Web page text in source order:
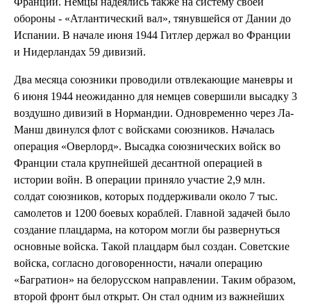
обороны - «Атлантический вал», тянувшейся от Дании до
Испании. В начале июня 1944 Гитлер держал во Франции
и Нидерландах 59 дивизий.
Два месяца союзники проводили отвлекающие маневры и
6 июня 1944 неожиданно для немцев совершили высадку 3
воздушно дивизий в Нормандии. Одновременно через Ла-
Манш двинулся флот с войсками союзников. Началась
операция «Оверлорд». Высадка союзнических войск во
Франции стала крупнейшей десантной операцией в
истории войн. В операции приняло участие 2,9 млн.
солдат союзников, которых поддерживали около 7 тыс.
самолетов и 1200 боевых кораблей. Главной задачей было
создание плацдарма, на котором могли бы развернуться
основные войска. Такой плацдарм был создан. Советские
войска, согласно договоренности, начали операцию
«Багратион» на белорусском направлении. Таким образом,
второй фронт был открыт. Он стал одним из важнейших